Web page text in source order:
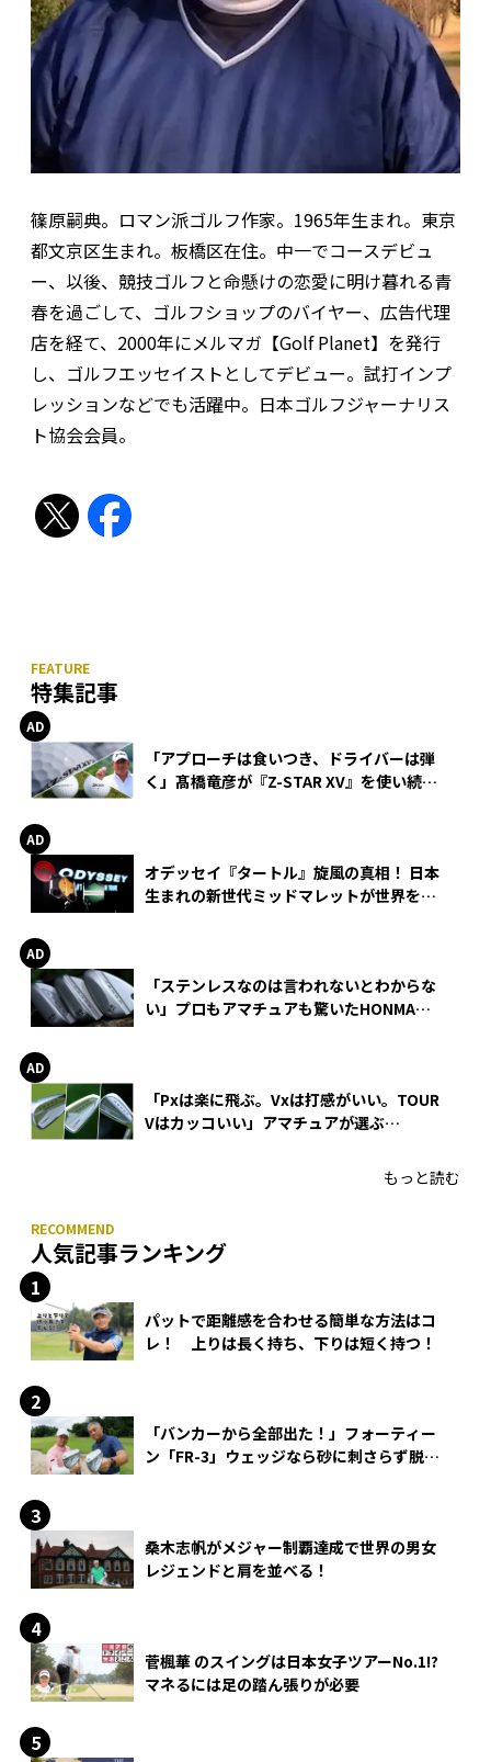
篠原嗣典。ロマン派ゴルフ作家。1965年生まれ。東京
都文京区生まれ。板橋区在住。中一でコースデビュ
ー、以後、競技ゴルフと命懸けの恋愛に明け暮れる青
春を過ごして、ゴルフショップのバイヤー、広告代理
店を経て、2000年にメルマガ【Golf Planet】を発行
し、ゴルフエッセイストとしてデビュー。試打インプ
レッションなどでも活躍中。日本ゴルフジャーナリス
ト協会会員。
特集記事
「アプローチは食いつき、ドライバーは弾
く」髙橋竜彦が『Z-STAR XV』を使い続け
オデッセイ『タートル』旋風の真相！ 日本
生まれの新世代ミッドマレットが世界を席
「ステンレスなのは言われないとわからな
い」プロもアマチュアも驚いたHONMA
「Pxは楽に飛ぶ。Vxは打感がいい。TOUR
Vはカッコいい」アマチュアが選ぶ
もっと読む
人気記事ランキング
パットで距離感を合わせる簡単な方法はコ
レ！ 上りは長く持ち、下りは短く持つ！
「バンカーから全部出た！」フォーティー
ン「FR-3」ウェッジなら砂に刺さらず脱出
桑木志帆がメジャー制覇達成で世界の男女
レジェンドと肩を並べる！
菅楓華 のスイングは日本女子ツアーNo.1!?
マネるには足の踏ん張りが必要